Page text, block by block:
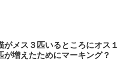
がメス３匹いるところにオス１
が増えたためにマーキング？